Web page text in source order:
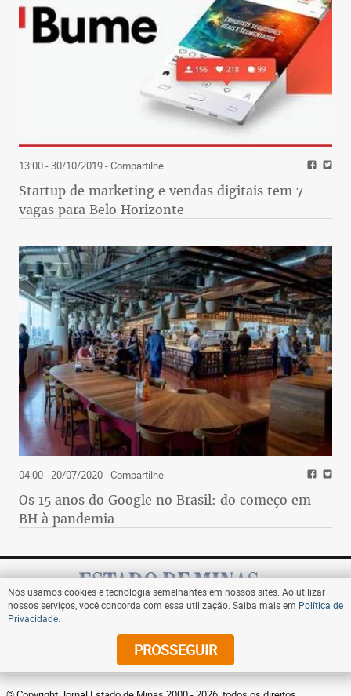
13:00 - 30/10/2019- Compartilhe
Startup de marketing e vendas digitais tem 7
vagas para Belo Horizonte
04:00 - 20/07/2020- Compartilhe
Os 15 anos do Google no Brasil: do começo em
BH à pandemia
Assine
Nós usamos cookies e tecnologia semelhantes em nossos sites. Ao utilizar
nossos serviços, você concorda com essa utilização. Saiba mais em Política de
Privacidade
PROSSEGUIR